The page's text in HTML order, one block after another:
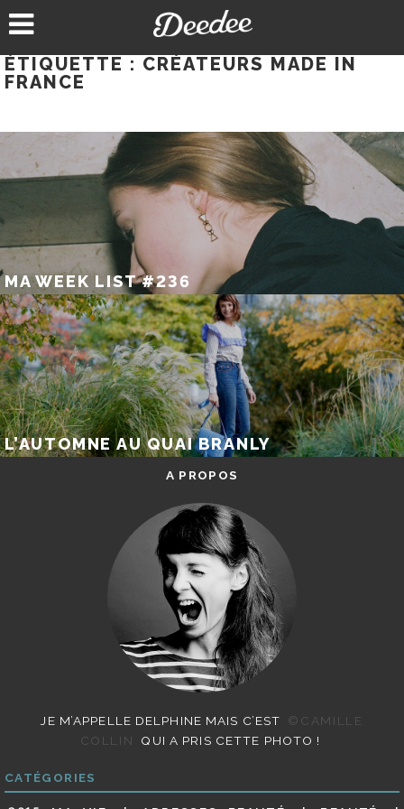
au
ÉTIQUETTE : CRÉATEURS MADE IN
FRANCE
MA WEEK LIST #236
L’AUTOMNE AU QUAI BRANLY
A PROPOS
JE M’APPELLE DELPHINE MAIS C’EST
©CAMILLE
COLLIN
QUI A PRIS CETTE PHOTO !
CATÉGORIES